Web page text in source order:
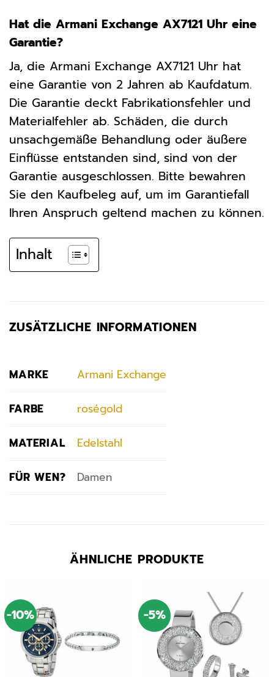
Hat die Armani Exchange AX7121 Uhr eine
Garantie?
Ja, die Armani Exchange AX7121 Uhr hat
eine Garantie von 2 Jahren ab Kaufdatum.
Die Garantie deckt Fabrikationsfehler und
Materialfehler ab. Schäden, die durch
unsachgemäße Behandlung oder äußere
Einflüsse entstanden sind, sind von der
Garantie ausgeschlossen. Bitte bewahren
Sie den Kaufbeleg auf, um im Garantiefall
Ihren Anspruch geltend machen zu können.
Inhalt
ZUSÄTZLICHE INFORMATIONEN
MARKE Armani Exchange
FARBE roségold
MATERIAL Edelstahl
FÜR WEN? Damen
ÄHNLICHE PRODUKTE
-10% -5%